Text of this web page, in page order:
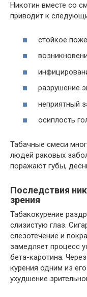
Никотин вместе со
приводит к
стойкое
разрушение
неприятный
осиплость
Табачные смеси
людей раковых
поражают губы,
Последствия
зрения
Табакокурение
слизистую глаз.
слезотечение и
замедляет процесс
бета-каротина.
курения одним из
ухудшение